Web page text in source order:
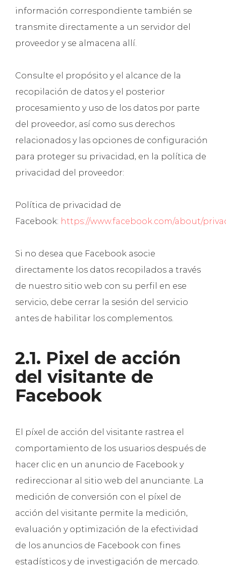
información correspondiente también se
transmite directamente a un servidor del
proveedor y se almacena allí.
Consulte el propósito y el alcance de la
recopilación de datos y el posterior
procesamiento y uso de los datos por parte
del proveedor, así como sus derechos
relacionados y las opciones de configuración
para proteger su privacidad, en la política de
privacidad del proveedor:
Política de privacidad de
Facebook: https://www.facebook.com/about/
Si no desea que Facebook asocie
directamente los datos recopilados a través
de nuestro sitio web con su perfil en ese
servicio, debe cerrar la sesión del servicio
antes de habilitar los complementos.
2.1. Pixel de acción
del visitante de
Facebook
El píxel de acción del visitante rastrea el
comportamiento de los usuarios después de
hacer clic en un anuncio de Facebook y
redireccionar al sitio web del anunciante. La
medición de conversión con el píxel de
acción del visitante permite la medición,
evaluación y optimización de la efectividad
de los anuncios de Facebook con fines
estadísticos y de investigación de mercado.